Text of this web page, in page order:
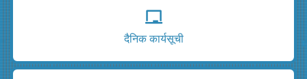
दैनिक कार्यसूची